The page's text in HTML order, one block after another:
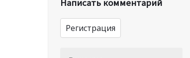
Написать комментарий
Регистрация